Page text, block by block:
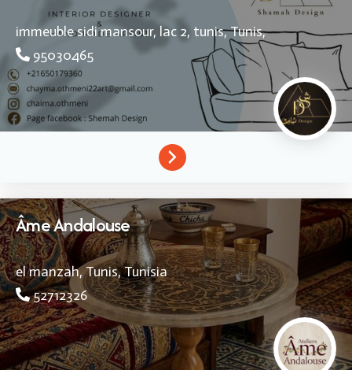
immeuble sidi mansour, lac 2, tunis,Tunis,
95030465
Âme Andalouse
el manzah,Tunis,Tunisia
52712326